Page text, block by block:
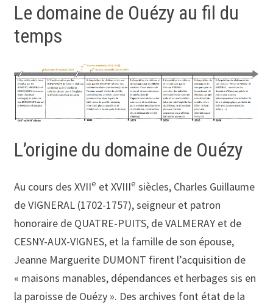
Le domaine de Ouézy au fil du
temps
L’origine du domaine de Ouézy
Au cours des XVIIe et XVIIIe siècles, Charles Guillaume
de VIGNERAL (1702-1757), seigneur et patron
honoraire de QUATRE-PUITS, de VALMERAY et de
CESNY-AUX-VIGNES, et la famille de son épouse,
Jeanne Marguerite DUMONT firent l’acquisition de
« maisons manables, dépendances et herbages sis en
la paroisse de Ouézy ». Des archives font état de la